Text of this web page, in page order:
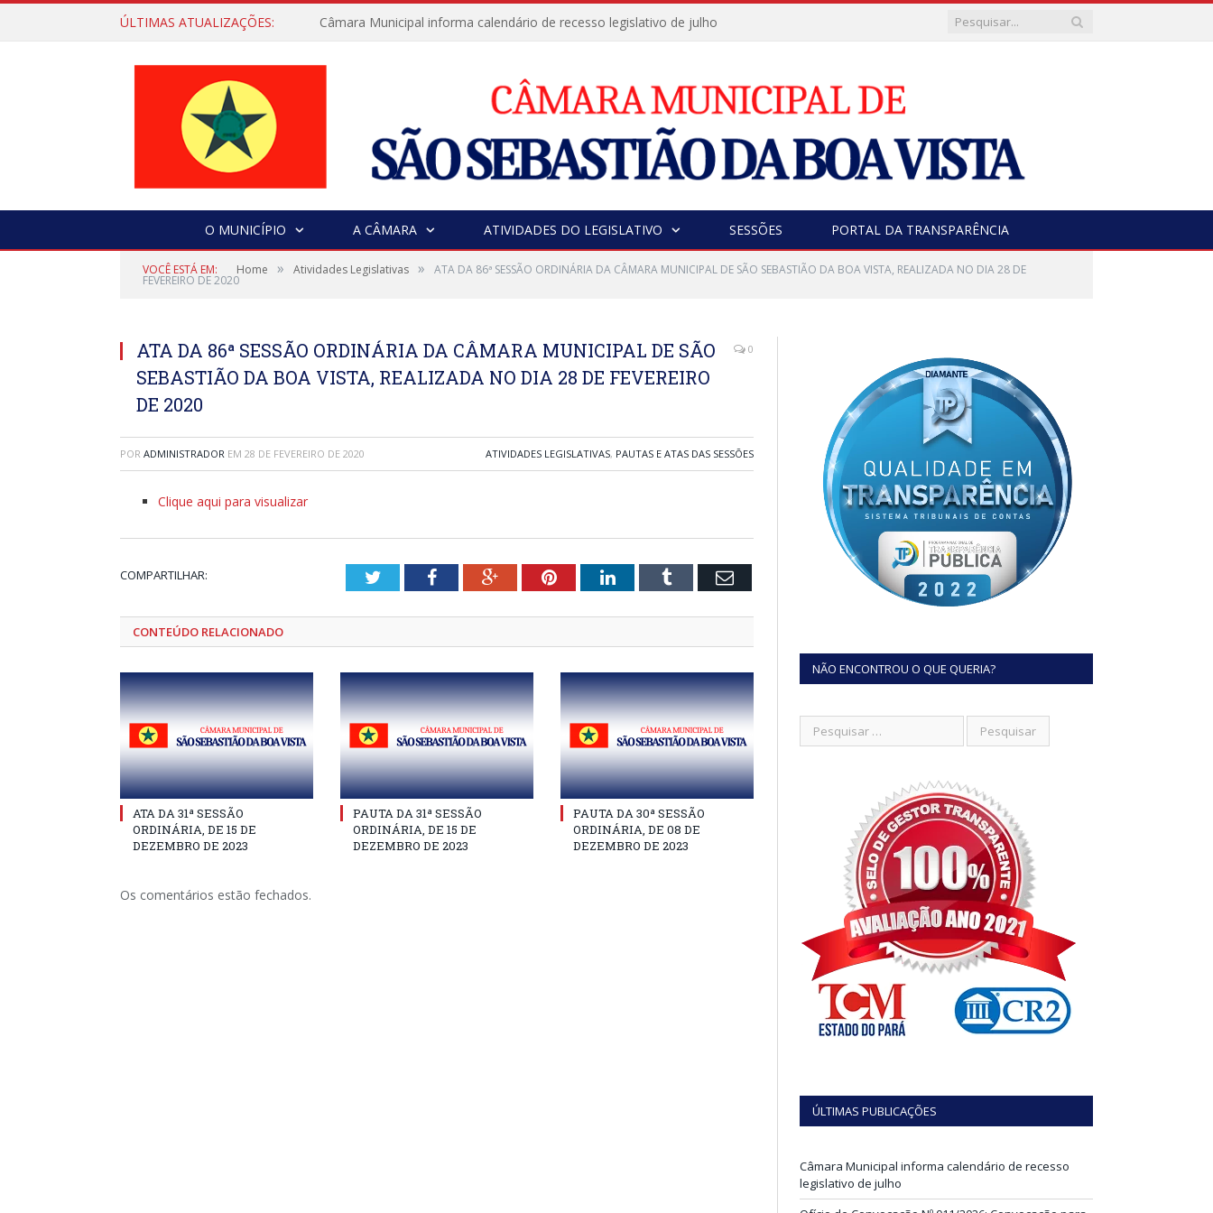
ÚLTIMAS ATUALIZAÇÕES: Câmara Municipal informa calendário de recesso legislativo de julho
O MUNICÍPIO A CÂMARA ATIVIDADES DO LEGISLATIVO SESSÕES PORTAL DA TRANSPARÊNCIA
VOCÊ ESTÁ EM: Home » Atividades Legislativas » ATA DA 86ª SESSÃO ORDINÁRIA DA CÂMARA MUNICIPAL DE SÃO SEBASTIÃO DA BOA VISTA, REALIZADA NO DIA 28 DE
FEVEREIRO DE 2020
ATA DA 86ª SESSÃO ORDINÁRIA DA CÂMARA MUNICIPAL DE SÃO
SEBASTIÃO DA BOA VISTA, REALIZADA NO DIA 28 DE FEVEREIRO
DE 2020
0
POR ADMINISTRADOR EM 28 DE FEVEREIRO DE 2020 ATIVIDADES LEGISLATIVAS, PAUTAS E ATAS DAS SESSÕES
Clique aqui para visualizar
COMPARTILHAR: TwitterFacebookGoogle+PinterestLinkedInTumblr Email
CONTEÚDO RELACIONADO
ATA DA 31ª SESSÃO
ORDINÁRIA, DE 15 DE
DEZEMBRO DE 2023
PAUTA DA 31ª SESSÃO
ORDINÁRIA, DE 15 DE
DEZEMBRO DE 2023
PAUTA DA 30ª SESSÃO
ORDINÁRIA, DE 08 DE
DEZEMBRO DE 2023
Os comentários estão fechados.
NÃO ENCONTROU O QUE QUERIA?
ÚLTIMAS PUBLICAÇÕES
Câmara Municipal informa calendário de recesso
legislativo de julho